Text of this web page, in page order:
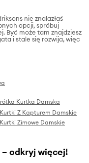
nie znalazłaś
opcji, spróbuj
Być może tam znajdziesz
i stale się rozwija, więc
Kurtka Damska
Z Kapturem Damskie
Zimowe Damskie
odkryj więcej!